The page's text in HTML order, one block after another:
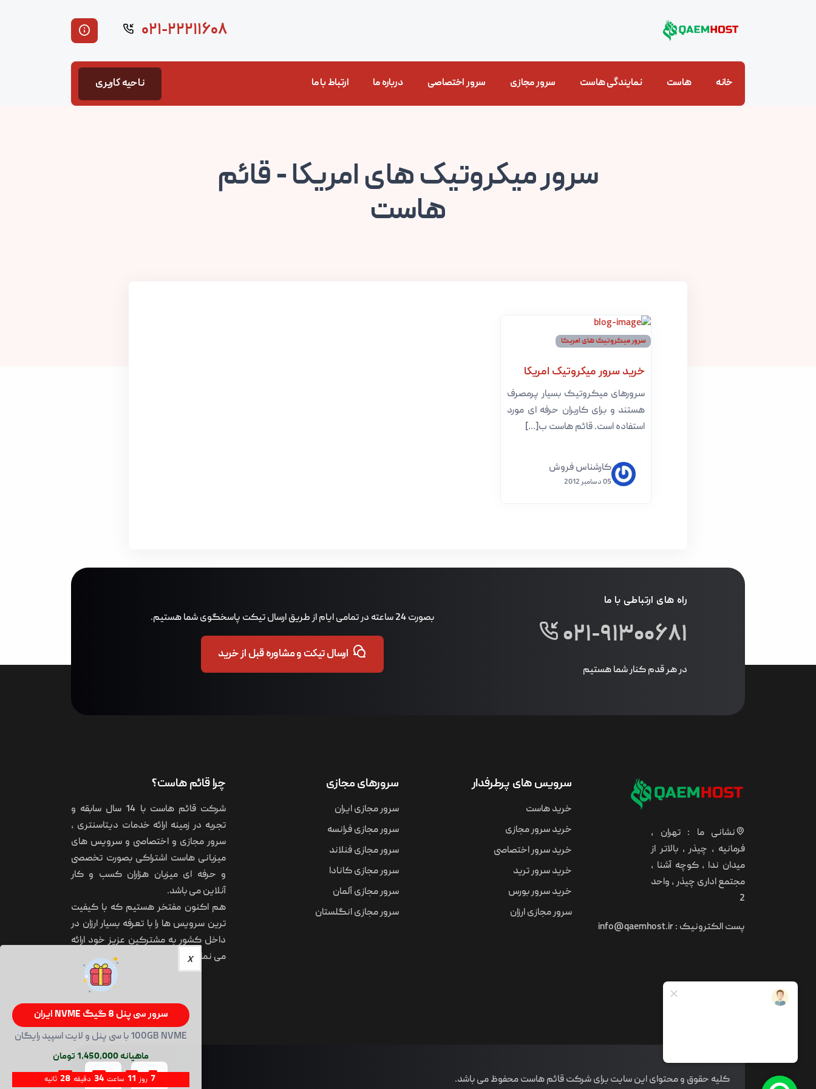
۰۲۱-۲۲۲۱۱۶۰۸
خانه هاست نمایندگی هاست سرور مجازی سرور اختصاصی درباره ما ارتباط با ما ناحیه کاربری
سرور میکروتیک های امریکا - قائم
هاست
سرور میکروتیک های امریکا
خرید سرور میکروتیک امریکا
سرورهای میکروتیک بسیار پرمصرف
هستند و برای کاربران حرفه ای مورد
استفاده است. قائم هاست ب[...]
کارشناس فروش
05 دسامبر 2012
راه های ارتباطی با ما
۰۲۱-۹۱۳۰۰۶۸۱
در هر قدم کنار شما هستیم
بصورت 24 ساعته در تمامی ایام از طریق ارسال تیکت پاسخگوی شما هستیم.
ارسال تیکت و مشاوره قبل از خرید
نشانی ما : تهران ،
فرمانیه ، چیذر ، بالاتر از
میدان ندا ، کوچه آشنا ،
مجتمع اداری چیذر ، واحد
2
پست الکترونیک :info@qaemhost.ir
سرویس های پرطرفدار
خرید هاست
خرید سرور مجازی
خرید سرور اختصاصی
خرید سرور ترید
خرید سرور بورس
سرور مجازی ارزان
سرورهای مجازی
سرور مجازی ایران
سرور مجازی فرانسه
سرور مجازی فنلاند
سرور مجازی کانادا
سرور مجازی آلمان
سرور مجازی انگلستان
چرا قائم هاست؟
شرکت قائم هاست با 14 سال سابقه و
تجربه در زمینه ارائه خدمات دیتاسنتری ،
سرور مجازی و اختصاصی و سرویس های
میزبانی هاست اشتراکی بصورت تخصصی
و حرفه ای میزبان هزاران کسب و کار
آنلاین می باشد.
هم اکنون مفتخر هستیم که با کیفیت
ترین سرویس ها را با تعرفه بسیار ارزان در
داخل کشور به مشترکین عزیز خود ارائه
می نماییم.
کلیه حقوق و محتوای این سایت برای شرکت قائم هاست محفوظ می باشد.
سرور سی پنل 8 گیگ NVME ایران
100GB NVME با سی پنل و لایت اسپید رایگان
ماهیانه 1,450,000 تومان
7 روز 11 ساعت 34 دقیقه 28 ثانیه